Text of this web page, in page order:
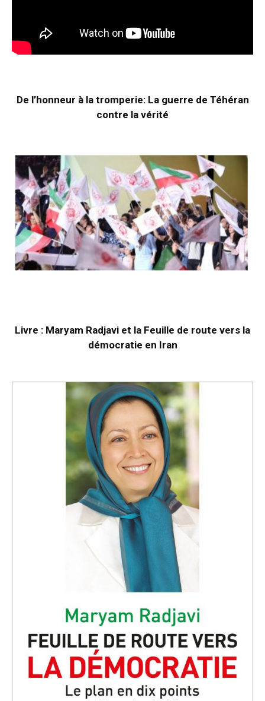
De l’honneur à la tromperie: La guerre de Téhéran
contre la vérité
Livre : Maryam Radjavi et la Feuille de route vers la
démocratie en Iran